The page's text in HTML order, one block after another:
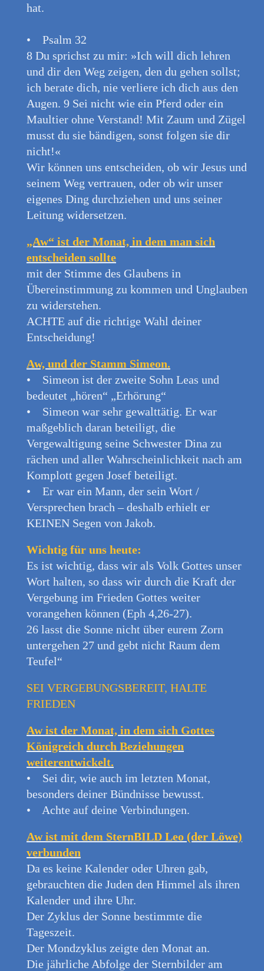
hat.
• Psalm 32
8 Du sprichst zu mir: »Ich will dich lehren
und dir den Weg zeigen, den du gehen sollst;
ich berate dich, nie verliere ich dich aus den
Augen. 9 Sei nicht wie ein Pferd oder ein
Maultier ohne Verstand! Mit Zaum und Zügel
musst du sie bändigen, sonst folgen sie dir
nicht!«
Wir können uns entscheiden, ob wir Jesus und
seinem Weg vertrauen, oder ob wir unser
eigenes Ding durchziehen und uns seiner
Leitung widersetzen.
„Aw“ ist der Monat, in dem man sich
entscheiden sollte
mit der Stimme des Glaubens in
Übereinstimmung zu kommen und Unglauben
zu widerstehen.
ACHTE auf die richtige Wahl deiner
Entscheidung!
Aw, und der Stamm Simeon.
• Simeon ist der zweite Sohn Leas und
bedeutet „hören“ „Erhörung“
• Simeon war sehr gewalttätig. Er war
maßgeblich daran beteiligt, die
Vergewaltigung seine Schwester Dina zu
rächen und aller Wahrscheinlichkeit nach am
Komplott gegen Josef beteiligt.
• Er war ein Mann, der sein Wort /
Versprechen brach – deshalb erhielt er
KEINEN Segen von Jakob.
Wichtig für uns heute:
Es ist wichtig, dass wir als Volk Gottes unser
Wort halten, so dass wir durch die Kraft der
Vergebung im Frieden Gottes weiter
vorangehen können (Eph 4,26-27).
26 lasst die Sonne nicht über eurem Zorn
untergehen 27 und gebt nicht Raum dem
Teufel“
SEI VERGEBUNGSBEREIT, HALTE
FRIEDEN
Aw ist der Monat, in dem sich Gottes
Königreich durch Beziehungen
weiterentwickelt.
• Sei dir, wie auch im letzten Monat,
besonders deiner Bündnisse bewusst.
• Achte auf deine Verbindungen.
Aw ist mit dem SternBILD Leo (der Löwe)
verbunden
Da es keine Kalender oder Uhren gab,
gebrauchten die Juden den Himmel als ihren
Kalender und ihre Uhr.
Der Zyklus der Sonne bestimmte die
Tageszeit.
Der Mondzyklus zeigte den Monat an.
Die jährliche Abfolge der Sternbilder am